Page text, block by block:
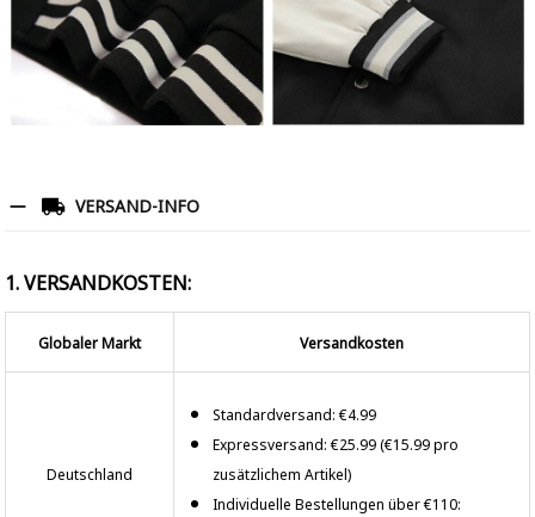
VERSAND-INFO
1. VERSANDKOSTEN:
Globaler Markt Versandkosten
Deutschland
Standardversand: €4.99
Expressversand: €25.99 (€15.99 pro
zusätzlichem Artikel)
Individuelle Bestellungen über €110: